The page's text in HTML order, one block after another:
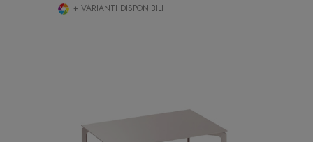
+ VARIANTI DISPONIBILI